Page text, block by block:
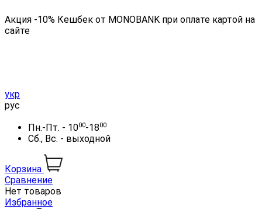
Акция -10% Кешбек от MONOBANK при оплате картой на
сайте
укр
рус
Пн.-Пт. - 1000-1800
Сб., Вс. - выходной
Корзина
Сравнение
Нет товаров
Избранное